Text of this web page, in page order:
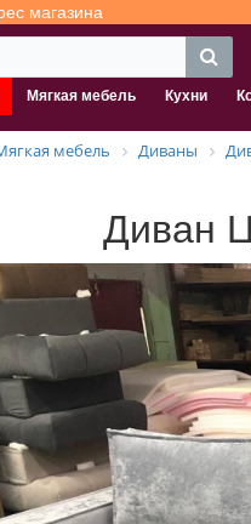
магазина
Мягкая мебель Кухни
мебель Диваны
Диван